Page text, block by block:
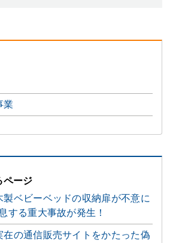
業
ページ
製ベビーベッドの収納扉が不意に
する重大事故が発生！
在の通信販売サイトをかたった偽